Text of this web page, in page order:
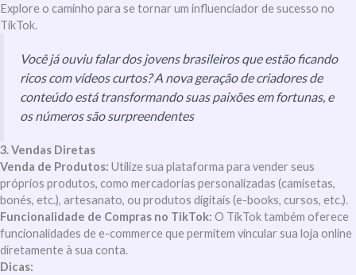
Explore o caminho para se tornar um influenciador de sucesso no
TikTok.
Você já ouviu falar dos jovens brasileiros que estão ficando
ricos com vídeos curtos? A nova geração de criadores de
conteúdo está transformando suas paixões em fortunas, e
os números são surpreendentes
3. Vendas Diretas
Venda de Produtos: Utilize sua plataforma para vender seus
próprios produtos, como mercadorias personalizadas (camisetas,
bonés, etc.), artesanato, ou produtos digitais (e-books, cursos, etc.).
Funcionalidade de Compras no TikTok: O TikTok também oferece
funcionalidades de e-commerce que permitem vincular sua loja online
diretamente à sua conta.
Dicas: